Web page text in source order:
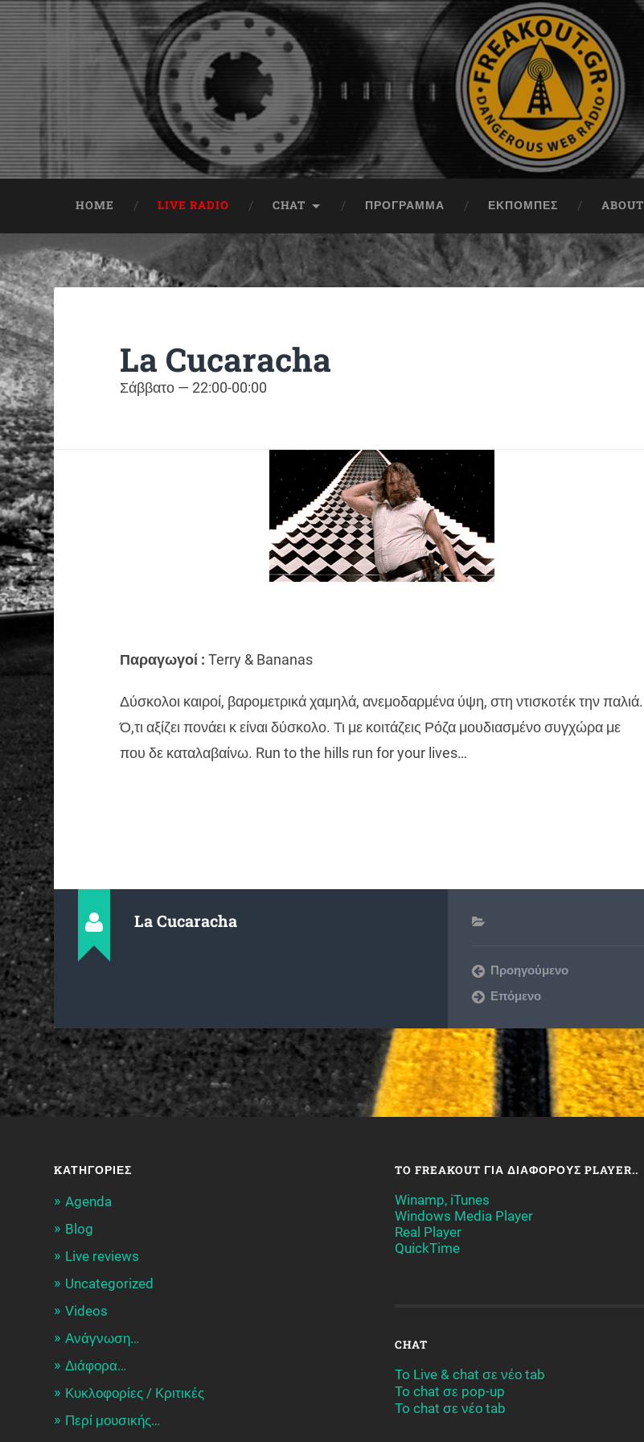
HOME LIVE RADIO CHAT ΠΡΟΓΡΑΜΜΑ ΕΚΠΟΜΠΈΣ ABOUT
La Cucaracha
Σάββατο — 22:00-00:00
Παραγωγοί : Terry & Bananas
Δύσκολοι καιροί, βαρομετρικά χαμηλά, ανεμοδαρμένα ύψη, στη ντισκοτέκ την παλιά.
Ό,τι αξίζει πονάει κ είναι δύσκολο. Τι με κοιτάζεις Ρόζα μουδιασμένο συγχώρα με
που δε καταλαβαίνω. Run to the hills run for your lives…
La Cucaracha
Προηγούμενο
Επόμενο
KΑΤΗΓΟΡΊΕΣ
Agenda
Blog
Live reviews
Uncategorized
Videos
Ανάγνωση…
Διάφορα…
Κυκλοφορίες / Kριτικές
Περί μουσικής…
TO FREAKOUT ΓΙΑ ΔΙΆΦΟΡΟΥΣ PLAYER..
Winamp, iTunes
Windows Media Player
Real Player
QuickTime
CHAT
To Live & chat σε νέο tab
To chat σε pop-up
To chat σε νέο tab